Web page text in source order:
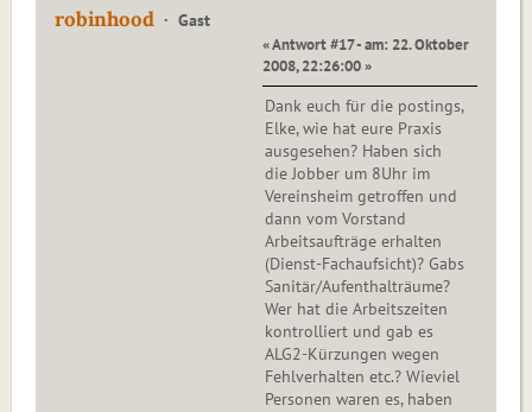
robinhood Gast
« Antwort #17 - am: 22. Oktober
2008, 22:26:00 »
Dank euch für die postings,
Elke, wie hat eure Praxis
ausgesehen? Haben sich
die Jobber um 8Uhr im
Vereinsheim getroffen und
dann vom Vorstand
Arbeitsaufträge erhalten
(Dienst-Fachaufsicht)? Gabs
Sanitär/Aufenthalträume?
Wer hat die Arbeitszeiten
kontrolliert und gab es
ALG2-Kürzungen wegen
Fehlverhalten etc.? Wieviel
Personen waren es, haben